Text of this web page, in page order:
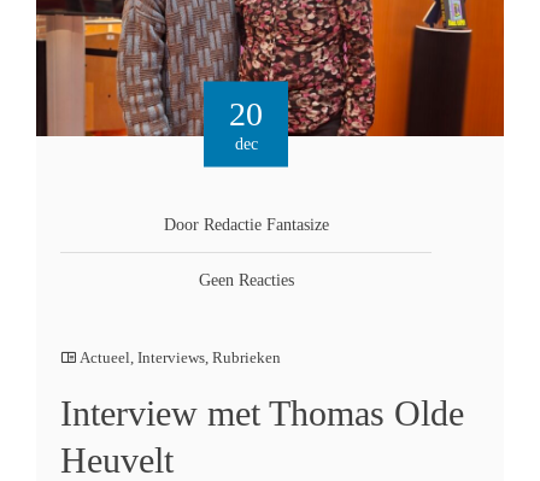
20
dec
Door Redactie Fantasize
Geen Reacties
Actueel Interviews Rubrieken
Interview met Thomas Olde
Heuvelt